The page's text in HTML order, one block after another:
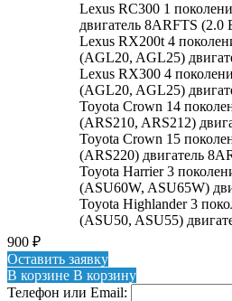
Lexus RC300 1
двигатель 8ARFTS (2.0
Lexus RX200t 4
(AGL20, AGL25)
Lexus RX300 4
(AGL20, AGL25)
Toyota Crown 14
(ARS210, ARS212)
Toyota Crown 15
(ARS220) двигатель
Toyota Harrier 3
(ASU60W, ASU65W)
Toyota Highlander 3
(ASU50, ASU55)
900 ₽
Оставить заявку
В корзине В корзину
Телефон или Email: